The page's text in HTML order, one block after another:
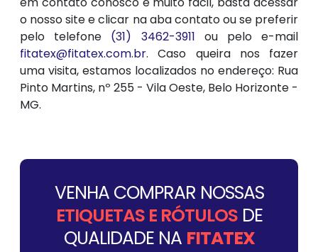
o nosso site e clicar na aba contato ou se preferir
pelo telefone (31) 3462-3911 ou pelo e-mail
fitatex@fitatex.com.br. Caso queira nos fazer
uma visita, estamos localizados no endereço: Rua
Pinto Martins, nº 255 - Vila Oeste, Belo Horizonte -
MG.
VENHA COMPRAR NOSSAS
ETIQUETAS E RÓTULOSDE
QUALIDADE NA FITATEX